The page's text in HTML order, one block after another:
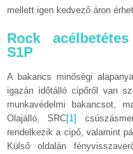
mellett igen kedvező áron
Rock
S1P
A bakancs minőségi
igazán időtálló cipőről van
munkavédelmi bakancsot,
Olajálló, SRC[1]
rendelkezik a cipő, valamint
Külső oldalán